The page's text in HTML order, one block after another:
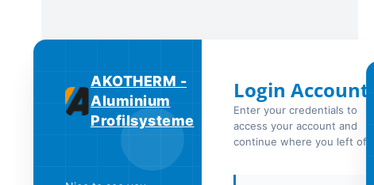
AKOTHERM -
Aluminium
Profilsysteme
Login Account
Enter your credentials to
access your account and
continue where you left off.